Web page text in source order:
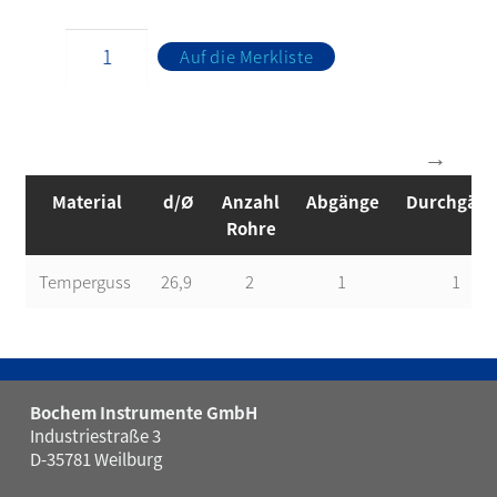
Auf die Merkliste
Material d/Ø
Anzahl
Rohre
Abgänge
Temperguss 26,9 2 1 1
Bochem Instrumente GmbH
Industriestraße 3
D-35781 Weilburg